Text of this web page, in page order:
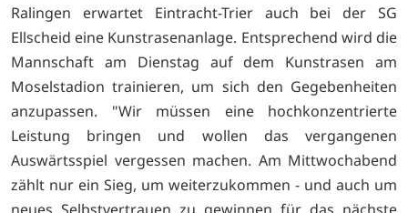
Ralingen erwartet Eintracht-Trier auch bei der SG
Ellscheid eine Kunstrasenanlage. Entsprechend wird die
Mannschaft am Dienstag auf dem Kunstrasen am
Moselstadion trainieren, um sich den Gegebenheiten
anzupassen. "Wir müssen eine hochkonzentrierte
Leistung bringen und wollen das vergangenen
Auswärtsspiel vergessen machen. Am Mittwochabend
zählt nur ein Sieg, um weiterzukommen - und auch um